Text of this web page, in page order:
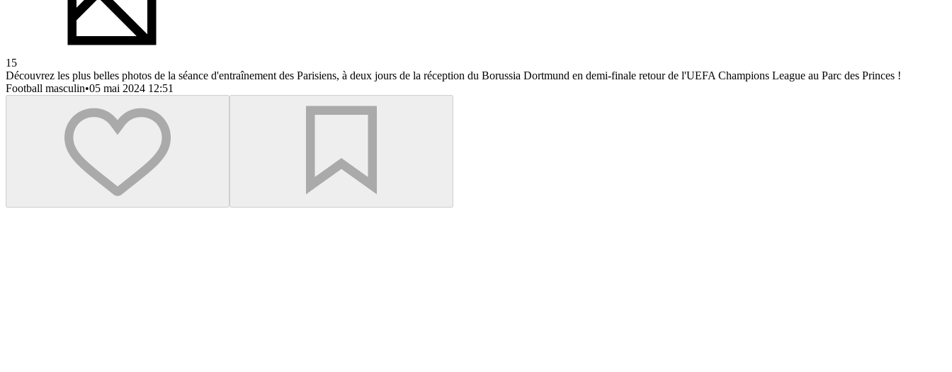
15
Découvrez les plus belles photos de la séance d'entraînement des Parisiens, à deux jours de la réception du Borussia Dortmund en demi-finale retour de l'UEFA Champions League au Parc des Princes !
Football masculin•05 mai 2024 12:51